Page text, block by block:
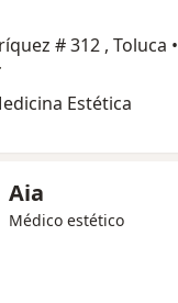
# 312 , Toluca •
Estética
Aia
Médico estético